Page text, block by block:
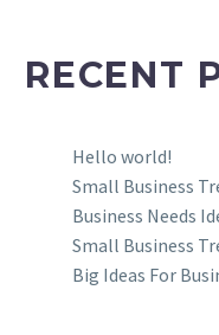
RECENT
Hello world!
Small Business
Business Needs
Small Business
Big Ideas For